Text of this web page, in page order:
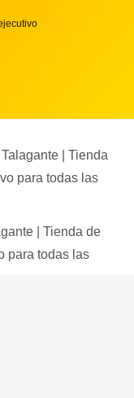
| Tienda
para todas las
| Tienda de
para todas las